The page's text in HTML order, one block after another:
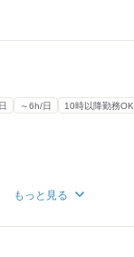
～6h/日 10時以降勤務OK
もっと見る